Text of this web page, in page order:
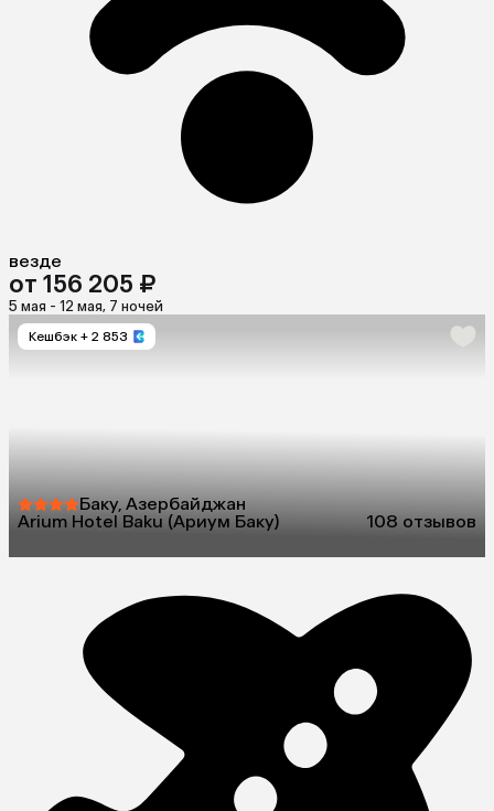
везде
от 156 205 ₽
5 мая - 12 мая, 7 ночей
Кешбэк + 2 853
Баку, Азербайджан
Arium Hotel Baku (Ариум Баку)
108 отзывов